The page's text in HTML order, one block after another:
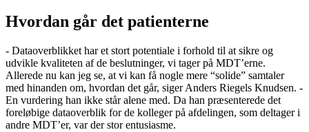
Hvordan går det patienterne
- Dataoverblikket har et stort potentiale i forhold til at sikre og
udvikle kvaliteten af de beslutninger, vi tager på MDT’erne.
Allerede nu kan jeg se, at vi kan få nogle mere “solide” samtaler
med hinanden om, hvordan det går, siger Anders Riegels Knudsen. -
En vurdering han ikke står alene med. Da han præsenterede det
foreløbige dataoverblik for de kolleger på afdelingen, som deltager i
andre MDT’er, var der stor entusiasme.